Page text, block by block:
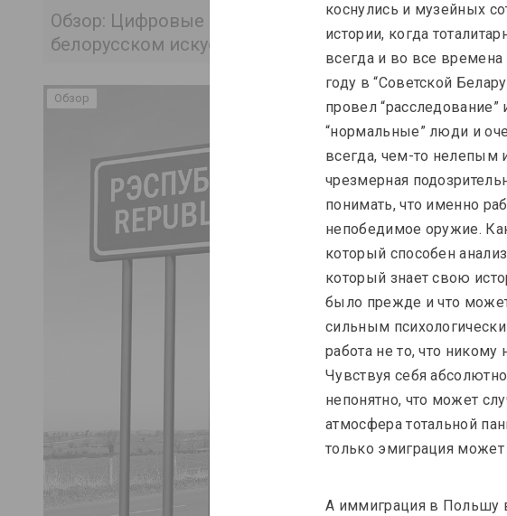
Обзор: Цифровые художественные практики в
белорусском искусстве
Обзор
коснулись и музейных
истории, когда
всегда и во все
году в “Советской
провел
“нормальные” люди и
всегда, чем-то нелепым
чрезмерная
понимать, что именно
непобедимое оружие.
который способен
который знает свою
было прежде и что
сильным
работа не то, что
Чувствуя себя
непонятно, что может
атмосфера тотальной
только эмиграция может
А иммиграция в Польшу